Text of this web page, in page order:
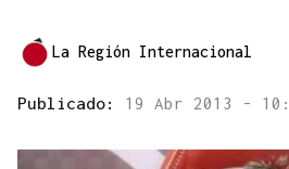
La Región Internacional
Publicado: 19 Abr 2013 -